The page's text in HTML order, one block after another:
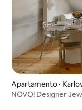
Apartamento ⋅
NOVO! Designer